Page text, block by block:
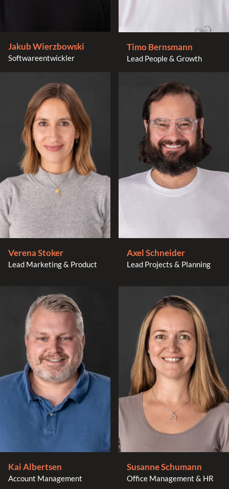
Jakub Wierzbowski
Softwareentwickler
Timo Bernsmann
Lead People & Growth
Verena Stoker
Lead Marketing & Product
Axel Schneider
Lead Projects & Planning
Kai Albertsen
Account Management
Susanne Schumann
Office Management & HR